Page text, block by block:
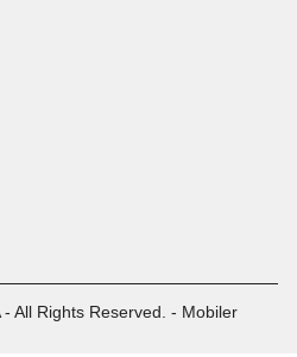
All Rights Reserved. - Mobiler